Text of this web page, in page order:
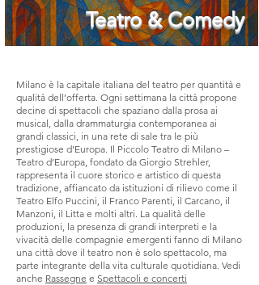
Teatro & Comedy
Milano è la capitale italiana del teatro per quantità e
qualità dell’offerta. Ogni settimana la città propone
decine di spettacoli che spaziano dalla prosa ai
musical, dalla drammaturgia contemporanea ai
grandi classici, in una rete di sale tra le più
prestigiose d’Europa. Il Piccolo Teatro di Milano –
Teatro d’Europa, fondato da Giorgio Strehler,
rappresenta il cuore storico e artistico di questa
tradizione, affiancato da istituzioni di rilievo come il
Teatro Elfo Puccini, il Franco Parenti, il Carcano, il
Manzoni, il Litta e molti altri. La qualità delle
produzioni, la presenza di grandi interpreti e la
vivacità delle compagnie emergenti fanno di Milano
una città dove il teatro non è solo spettacolo, ma
parte integrante della vita culturale quotidiana. Vedi
anche Rassegne e Spettacoli e concerti